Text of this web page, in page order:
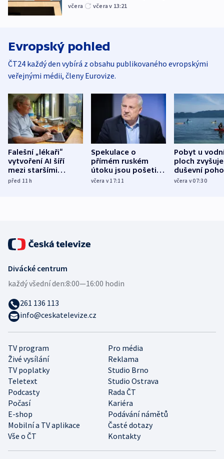
včera včera v 13:21
Evropský pohled
ČT24 každý den vybírá z obsahu publikovaného evropskými
veřejnými médii, členy Eurovize.
Falešní „lékaři“
vytvoření AI šíří
mezi staršími
Poláky nebezpečné
před 11h
Spekulace o
přímém ruském
útoku jsou pošetilé,
míní estonský
včera v 17:11
Pobyt u
ploch zvyšuje
duševní
ukázala
včera v 07:30
TV program
Pro média
Živé vysílání
Reklama
TV poplatky
Studio Brno
Teletext
Studio Ostrava
Podcasty
Rada ČT
Počasí
Kariéra
E-shop
Podávání námětů
Mobilní a TV aplikace
Časté dotazy
Vše o ČT
Kontakty
Divácké centrum
každý všední den:8:00—16:00 hodin
261 136 113
info@ceskatelevize.cz